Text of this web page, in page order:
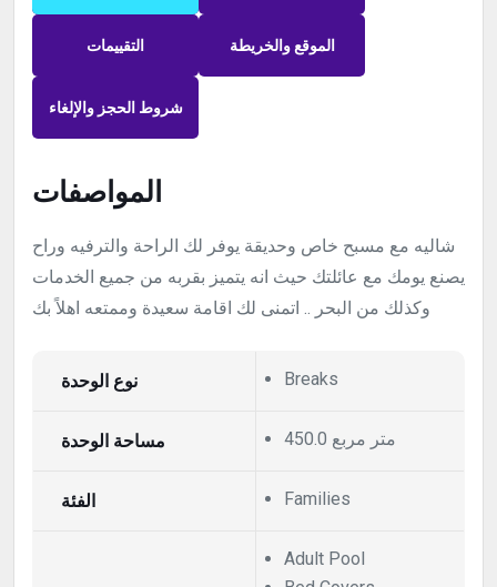
التقييمات الموقع والخريطة
شروط الحجز والإلغاء
المواصفات
شاليه مع مسبح خاص وحديقة يوفر لك الراحة والترفيه وراح
يصنع يومك مع عائلتك حيث انه يتميز بقربه من جميع الخدمات
وكذلك من البحر .. اتمنى لك اقامة سعيدة وممتعه اهلاً بك
نوع الوحدة Breaks
مساحة الوحدة 450.0 متر مربع
الفئة Families
Adult Pool